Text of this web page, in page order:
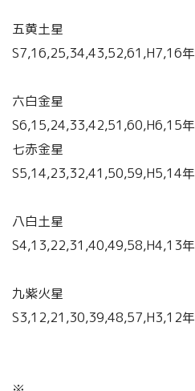
五黄土星
S7,16,25,34,43,52,61,H7,16年
六白金星
S6,15,24,33,42,51,60,H6,15年
七赤金星
S5,14,23,32,41,50,59,H5,14年
八白土星
S4,13,22,31,40,49,58,H4,13年
九紫火星
S3,12,21,30,39,48,57,H3,12年